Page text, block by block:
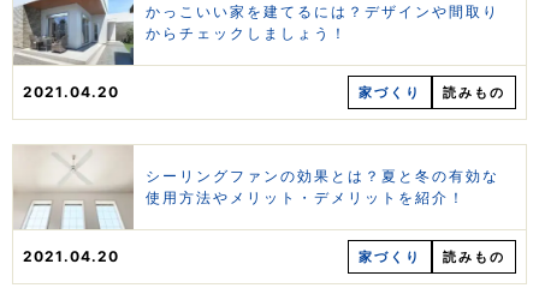
2021.04.20 家づくり 読みもの
かっこいい家を建てるには？デザインや間取り
からチェックしましょう！
2021.04.20 家づくり 読みもの
シーリングファンの効果とは？夏と冬の有効な
使用方法やメリット・デメリットを紹介！